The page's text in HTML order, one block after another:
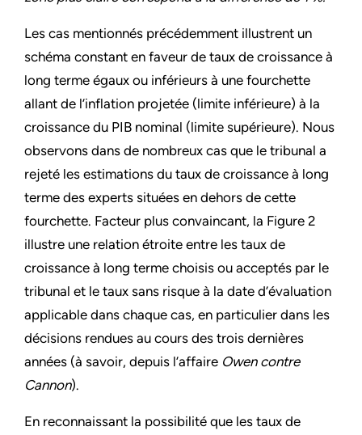
Les cas mentionnés précédemment illustrent un
schéma constant en faveur de taux de croissance à
long terme égaux ou inférieurs à une fourchette
allant de l’inflation projetée (limite inférieure) à la
croissance du PIB nominal (limite supérieure). Nous
observons dans de nombreux cas que le tribunal a
rejeté les estimations du taux de croissance à long
terme des experts situées en dehors de cette
fourchette. Facteur plus convaincant, la Figure 2
illustre une relation étroite entre les taux de
croissance à long terme choisis ou acceptés par le
tribunal et le taux sans risque à la date d’évaluation
applicable dans chaque cas, en particulier dans les
décisions rendues au cours des trois dernières
années (à savoir, depuis l’affaire Owen contre
Cannon).
En reconnaissant la possibilité que les taux de